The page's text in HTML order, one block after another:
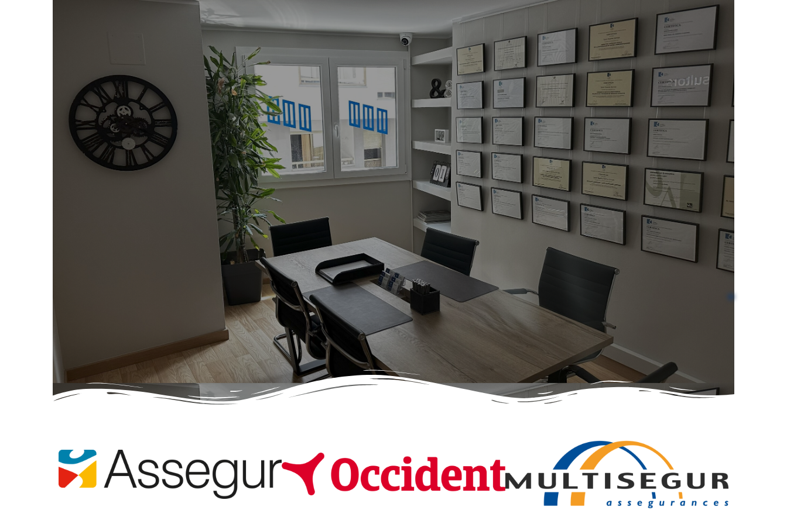
agoraconsultors@agoraconsultors.ad +376 380 303 Català
Qui som? Serveis per a particulars Serveis per a empreses Invertir a Andorra Residencia passiva Andorra